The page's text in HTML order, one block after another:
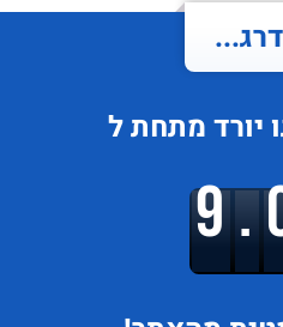
יורד מתחת ל